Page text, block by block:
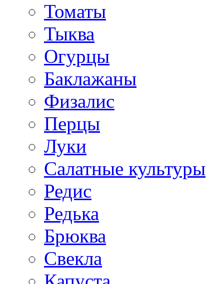
Томаты
Тыква
Огурцы
Баклажаны
Физалис
Перцы
Луки
Салатные культуры
Редис
Редька
Брюква
Свекла